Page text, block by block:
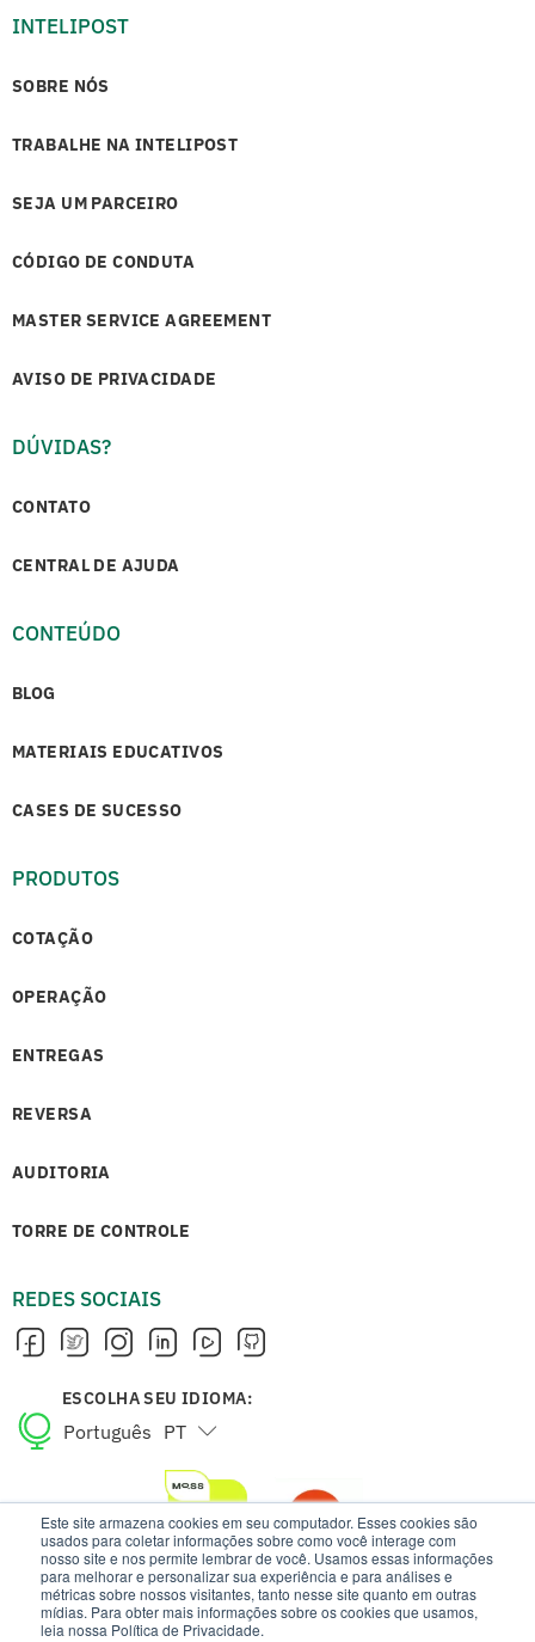
Este site armazena cookies em seu computador. Esses cookies são
usados para coletar informações sobre como você interage com
nosso site e nos permite lembrar de você. Usamos essas informações
para melhorar e personalizar sua experiência e para análises e
métricas sobre nossos visitantes, tanto nesse site quanto em outras
mídias. Para obter mais informações sobre os cookies que usamos,
leia nossa Política de Privacidade.
INTELIPOST
SOBRE NÓS
TRABALHE NA INTELIPOST
SEJA UM PARCEIRO
CÓDIGO DE CONDUTA
MASTER SERVICE AGREEMENT
AVISO DE PRIVACIDADE
DÚVIDAS?
CONTATO
CENTRAL DE AJUDA
CONTEÚDO
BLOG
MATERIAIS EDUCATIVOS
CASES DE SUCESSO
PRODUTOS
COTAÇÃO
OPERAÇÃO
ENTREGAS
REVERSA
AUDITORIA
TORRE DE CONTROLE
REDES SOCIAIS
ESCOLHA SEU IDIOMA:
Português PT
English EN